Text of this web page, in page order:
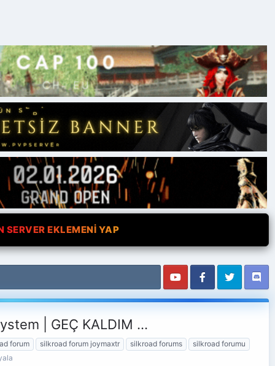
EKLEMENİ YAP
| GEÇ KALDIM ...
forum silkroad forum joymaxtr silkroad forums
silkroad forumu